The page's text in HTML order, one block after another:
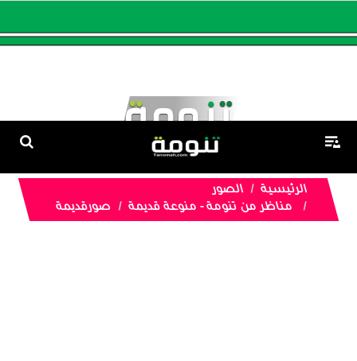
الرئيسية
الصور
مناظر من تنومة - منوعة قديمة
صورقديمة